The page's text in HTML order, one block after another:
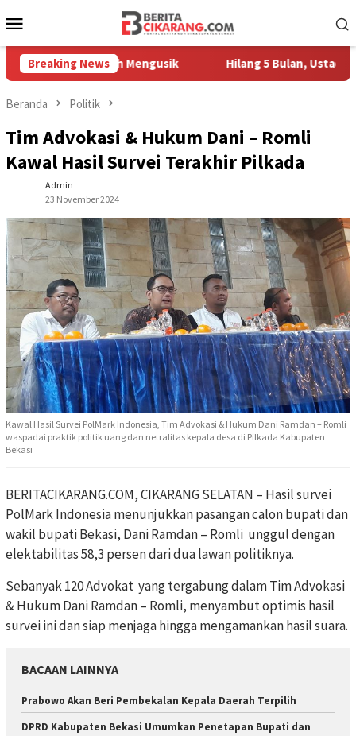
ke
Mobile
Breaking News
Masih Mengusik Hilang 5 Bulan, Ustadz Ujang
Beranda Politik
Tim Advokasi & Hukum Dani – Romli
Kawal Hasil Survei Terakhir Pilkada
Admin
23 November 2024
Kawal Hasil Survei PolMark Indonesia, Tim Advokasi & Hukum Dani Ramdan – Romli
waspadai praktik politik uang dan netralitas kepala desa di Pilkada Kabupaten
Bekasi
BERITACIKARANG.COM, CIKARANG SELATAN – Hasil survei
PolMark Indonesia menunjukkan pasangan calon bupati dan
wakil bupati Bekasi, Dani Ramdan – Romli unggul dengan
elektabilitas 58,3 persen dari dua lawan politiknya.
Sebanyak 120 Advokat yang tergabung dalam Tim Advokasi
& Hukum Dani Ramdan – Romli, menyambut optimis hasil
survei ini dan siap menjaga hingga mengamankan hasil suara.
BACAAN LAINNYA
Prabowo Akan Beri Pembekalan Kepala Daerah Terpilih
DPRD Kabupaten Bekasi Umumkan Penetapan Bupati dan